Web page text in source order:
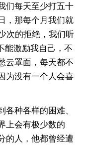
们每天至少打五十
，那每个月我们就
次的拒绝，我们听
能激励我自己，不
云罩面，每天都不
为没有一个人会喜
各种各样的困难、
上会有极少数的
的人，他都曾经遭